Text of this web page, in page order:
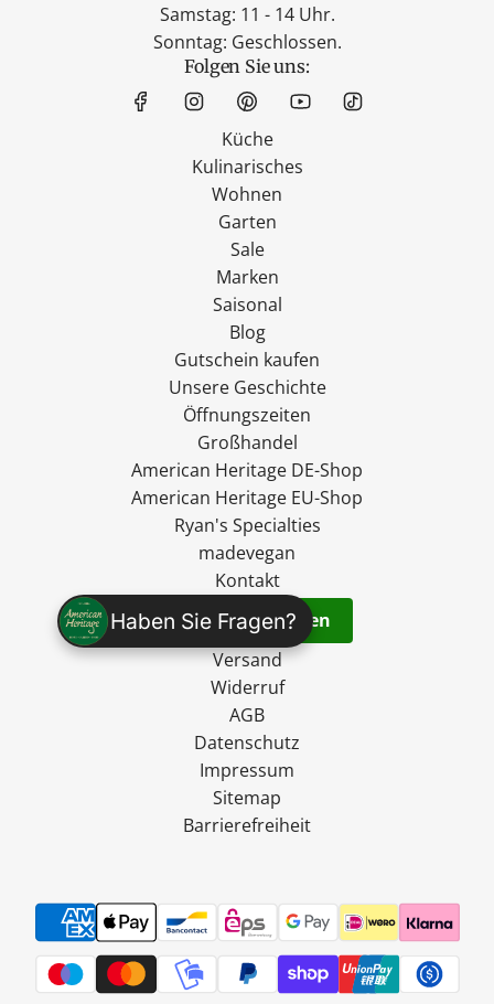
Haben Sie Fragen?
Samstag: 11 - 14 Uhr.
Sonntag: Geschlossen.
Folgen Sie uns:
Küche
Kulinarisches
Wohnen
Garten
Sale
Marken
Saisonal
Blog
Gutschein kaufen
Unsere Geschichte
Öffnungszeiten
Großhandel
American Heritage DE-Shop
American Heritage EU-Shop
Ryan's Specialties
madevegan
Kontakt
Vertrag widerrufen
Versand
Widerruf
AGB
Datenschutz
Impressum
Sitemap
Barrierefreiheit